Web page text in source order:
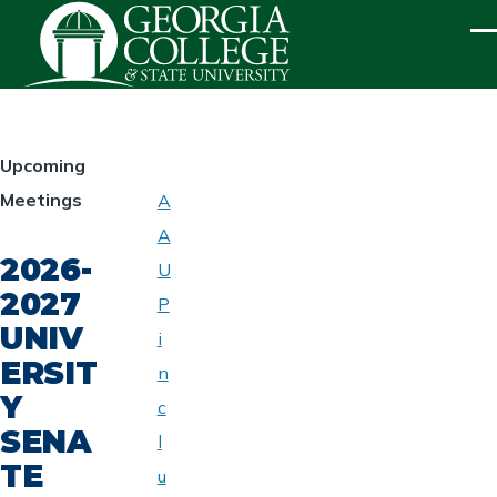
Skip to main content
HOMEPAGE
Upcoming
Meetings
2026-
2027
UNIV
ERSIT
Y
SENA
TE
UNIVERSITY
SENATE
A
A
U
P
i
n
c
l
u